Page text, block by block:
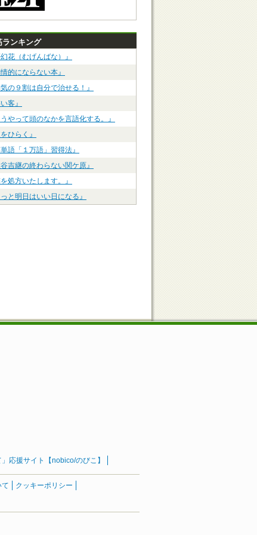
ランキング
幻花（むげんばな）』
情的にならない本』
気の９割は自分で治せる！』
い客』
うやって頭のなかを言語化する。』
をひらく』
単語「１万語」習得法』
谷吉継の終わらない関ケ原』
を処方いたします。』
っと明日はいい日になる』
応援サイト【nobico/のびこ】
クッキーポリシー